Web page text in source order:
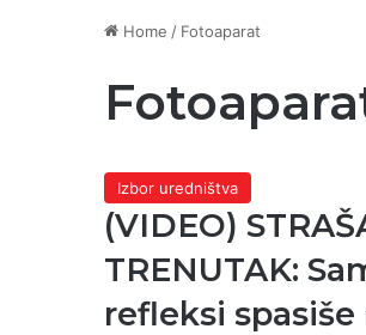
Home / Fotoaparat
Izbor uredništva
(VIDEO)
TRENUTAK:
refleksi spasiše